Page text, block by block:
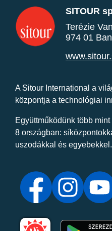
SITOUR
Terézie
974 01
A Sitour International a
központja a technológiai
Együttműködünk több
8 országban:
uszodákkal és egyebekkel.